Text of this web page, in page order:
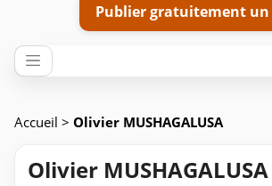
Publier gratuitement
Accueil > Olivier MUSHAGALUSA
Olivier MUSHAGALUSA